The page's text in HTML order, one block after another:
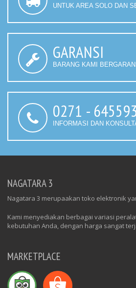
UNTUK AREA SOLO DAN
GARANSI
BARANG KAMI
0271 -
INFORMASI DAN
NAGATARA 3
Nagatara 3 merupaakan toko elektronik
Kami menyediakan berbagai variasi
kebutuhan Anda, dengan harga sangat
MARKETPLACE